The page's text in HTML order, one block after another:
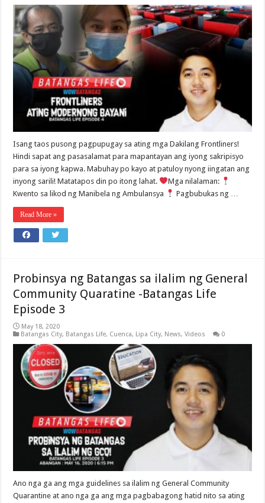
Isang taos pusong pagpupugay sa ating mga Dakilang Frontliners!
Hindi sapat ang pasasalamat para mapantayan ang iyong sakripisyo
para sa iyong kapwa. Mabuhay po kayo at patuloy nyong iingatan ang
inyong sarili! Matatapos din po itong lahat.
Mga nilalaman:
Kwento sa likod ng Manibela ng Ambulansya
Pagbubukas ng …
Read More »
Probinsya ng Batangas sa ilalim ng General
Community Quaratine -Batangas Life
Episode 3
May 18, 2020
Batangas City, Batangas Life, Cuenca, Lipa City, News,Videos 0
Ano nga ga ang mga guidelines sa ilalim ng General Community
Quarantine at ano nga ga ang mga pagbabagong hatid nito sa ating